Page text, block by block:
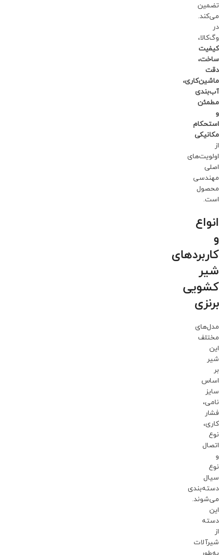
تضمین
می‌کند.
در
وگ‌کالا،
کیفیت
ساخت،
دقت
ماشین‌کاری،
آب‌بندی
مطمئن
و
استحکام
مکانیکی
از
اولویت‌های
اصلی
مهندسی
محصول
است.
انواع
و
کاربردهای
شیر
کشویی
برنزی
مدل‌های
مختلف
این
شیر
بر
اساس
سایز
نامی،
فشار
کاری،
نوع
اتصال
و
نوع
سیال
دسته‌بندی
می‌شوند.
این
دسته
از
شیرآلات